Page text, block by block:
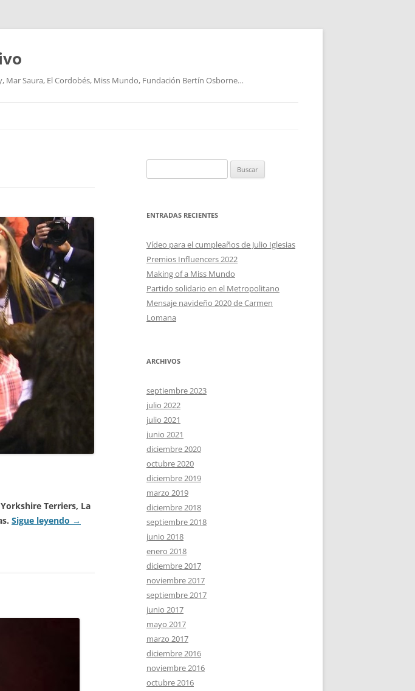
Saura, El Cordobés, Miss Mundo, Fundación Bertín Osborne…
Terriers, La
Sigue leyendo →
ENTRADAS RECIENTES
Vídeo para el cumpleaños de Julio Iglesias
Premios Influencers 2022
Making of a Miss Mundo
Partido solidario en el Metropolitano
Mensaje navideño 2020 de Carmen
Lomana
ARCHIVOS
septiembre 2023
julio 2022
julio 2021
junio 2021
diciembre 2020
octubre 2020
diciembre 2019
marzo 2019
diciembre 2018
septiembre 2018
junio 2018
enero 2018
diciembre 2017
noviembre 2017
septiembre 2017
junio 2017
mayo 2017
marzo 2017
diciembre 2016
noviembre 2016
octubre 2016